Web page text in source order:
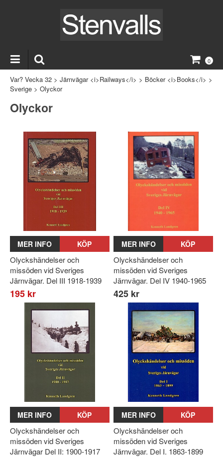
0
Var? Vecka 32 > Järnvägar <i>Railways</i> > Böcker <i>Books</i> >
Sverige > Olyckor
Olyckor
MER INFO KÖP
Olyckshändelser och
missöden vid Sveriges
Järnvägar. Del III 1918-1939
195 kr
MER INFO KÖP
Olyckshändelser och
missöden vid Sveriges
Järnvägar. Del IV 1940-1965
425 kr
MER INFO KÖP
Olyckshändelser och
missöden vid Sveriges
Järnvägar Del II: 1900-1917
MER INFO KÖP
Olyckshändelser och
missöden vid Sveriges
Järnvägar. Del I. 1863-1899